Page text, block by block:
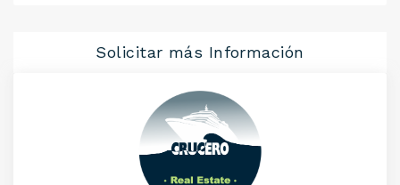
Solicitar más Información